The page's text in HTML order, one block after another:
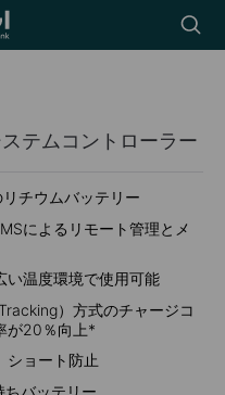
icon
テムコントローラー
チウムバッテリー
によるリモート管理とメ
い温度環境で使用可能
）方式のチャージコ
が20％向上*
ショート防止
バッテリー